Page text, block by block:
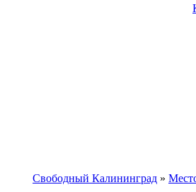
Свободный Калининград »